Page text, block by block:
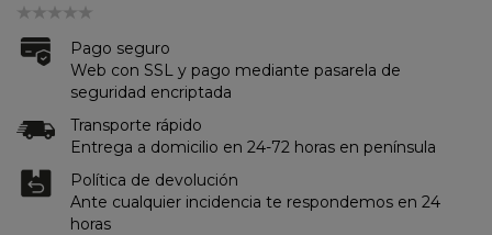
Pago seguro
Web con SSL y pago mediante pasarela de
seguridad encriptada
Transporte rápido
Entrega a domicilio en 24-72 horas en península
Política de devolución
Ante cualquier incidencia te respondemos en 24
horas